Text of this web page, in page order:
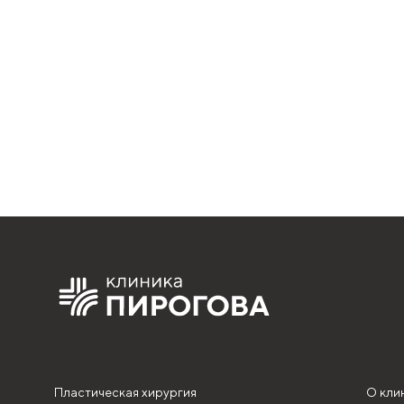
Пластическая хирургия О